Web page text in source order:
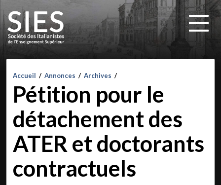
Accueil / Annonces / Archives /
Pétition pour le
détachement des
ATER et doctorants
contractuels